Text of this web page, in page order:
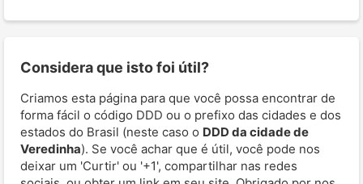
Considera que isto foi útil?
Criamos esta página para que você possa encontrar de
forma fácil o código DDD ou o prefixo das cidades e dos
estados do Brasil (neste caso o DDD da cidade de
Veredinha). Se você achar que é útil, você pode nos
deixar um 'Curtir' ou '+1', compartilhar nas redes